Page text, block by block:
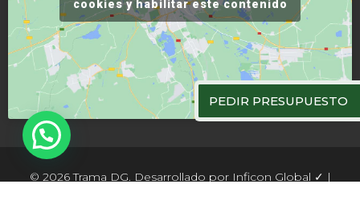
cookies y habilitar este contenido
© 2026 Trama DG. Desarrollado por Inficon Global ✓ |
PEDIR PRESUPUESTO